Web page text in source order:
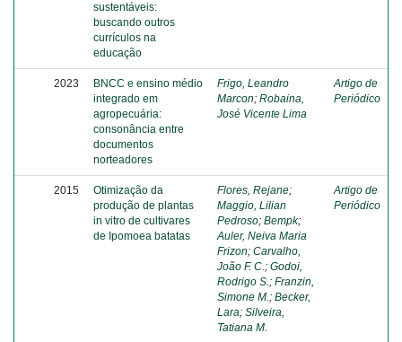
sustentáveis:
buscando outros
currículos na
educação
2023
BNCC e ensino médio
integrado em
agropecuária:
consonância entre
documentos
norteadores
Frigo, Leandro
Marcon; Robaina,
José Vicente Lima
Artigo de
Periódico
2015
Otimização da
produção de plantas
in vitro de cultivares
de Ipomoea batatas
Flores, Rejane;
Maggio, Lilian
Pedroso; Bempk;
Auler, Neiva Maria
Frizon; Carvalho,
João F. C.; Godoi,
Rodrigo S.; Franzin,
Simone M.; Becker,
Lara; Silveira,
Tatiana M.
Artigo de
Periódico